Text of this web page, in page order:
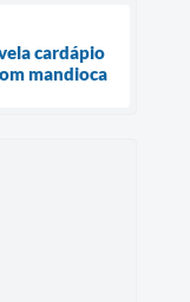
cardápio
mandioca